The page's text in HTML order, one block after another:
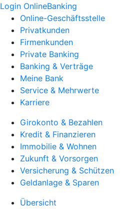
Login OnlineBanking
Online-Geschäftsstelle
Privatkunden
Firmenkunden
Private Banking
Banking & Verträge
Meine Bank
Service & Mehrwerte
Karriere
Girokonto & Bezahlen
Kredit & Finanzieren
Immobilie & Wohnen
Zukunft & Vorsorgen
Versicherung & Schützen
Geldanlage & Sparen
Übersicht